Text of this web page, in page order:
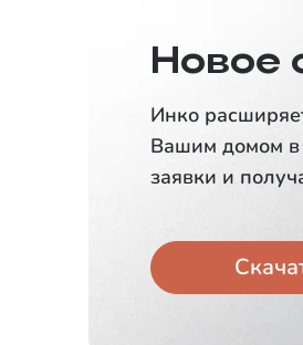
Новое
Инко
Вашим домом в
заявки и